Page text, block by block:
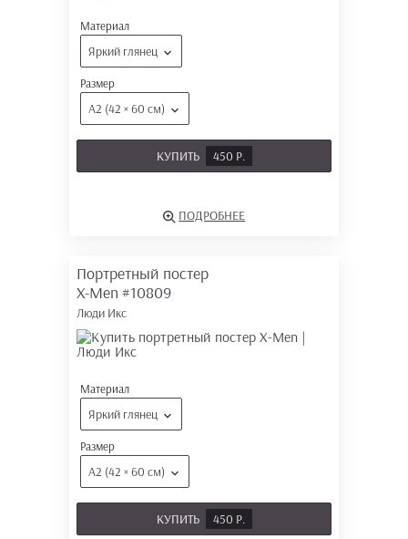
Материал
Яркий глянец
Размер
А2 (42 × 60 см)
КУПИТЬ 450 Р.
ПОДРОБНЕЕ
Портретный постер
X-Men #10809
Люди Икс
Материал
Яркий глянец
Размер
А2 (42 × 60 см)
КУПИТЬ 450 Р.